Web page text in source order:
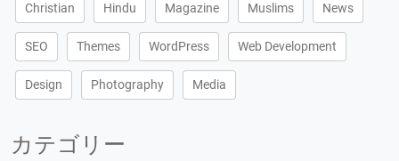
Christian Hindu Magazine Muslims News
SEO Themes WordPress Web Development
Design Photography Media
カテゴリー